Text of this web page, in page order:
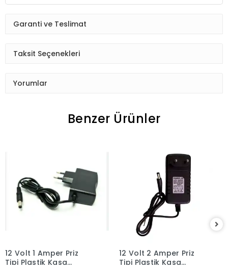
Garanti ve Teslimat
Taksit Seçenekleri
Yorumlar
Benzer Ürünler
12 Volt 1 Amper Priz
Tipi Plastik Kasa
12 Volt 2 Amper Priz
Tipi Plastik Kasa